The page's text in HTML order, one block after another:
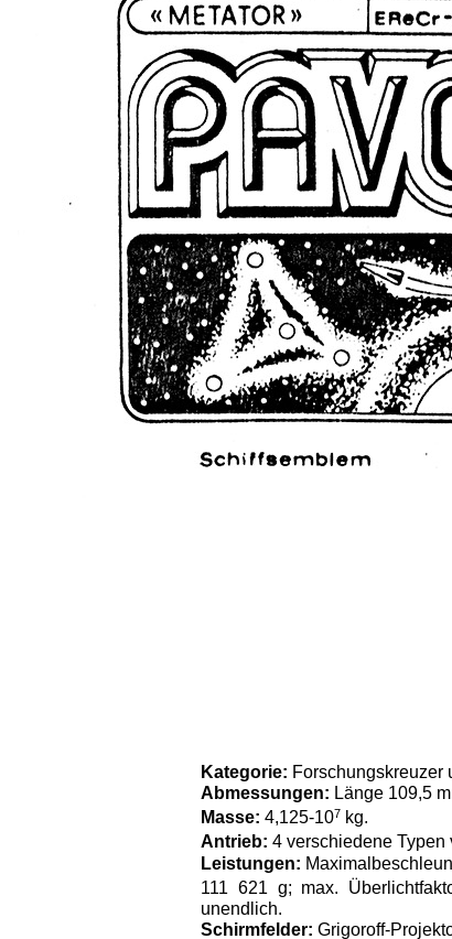
Kategorie: Forschungskreuzer
Abmessungen: Länge 109,5
Masse: 4,125-107 kg.
Antrieb: 4 verschiedene Typen
Leistungen:
111 621 g; max.
unendlich.
Schirmfelder: Grigoroff-